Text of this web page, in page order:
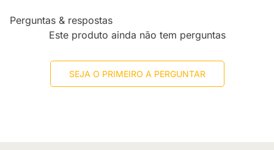
Perguntas & respostas
Este produto ainda não tem perguntas
SEJA O PRIMEIRO A PERGUNTAR